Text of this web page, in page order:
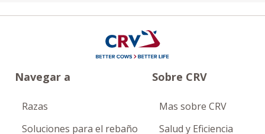
Navegar a
Razas
Soluciones para el rebaño
Sobre CRV
Mas sobre CRV
Salud y Eficiencia